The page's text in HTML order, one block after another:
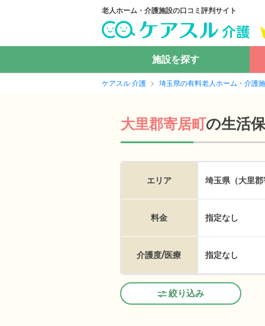
老人ホーム・介護施設の口コミ評判サイト
施設を探す
ケアスル 介護 埼玉県の有料老人ホーム・介護
大里郡寄居町の生活
エリア 埼玉県（大里
料金 指定なし
介護度/医療 指定なし
絞り込み